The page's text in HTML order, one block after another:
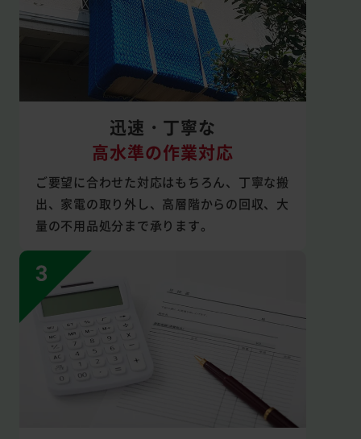
迅速・丁寧な
高水準の作業対応
ご要望に合わせた対応はもちろん、丁寧な搬
出、家電の取り外し、高層階からの回収、大
量の不用品処分まで承ります。